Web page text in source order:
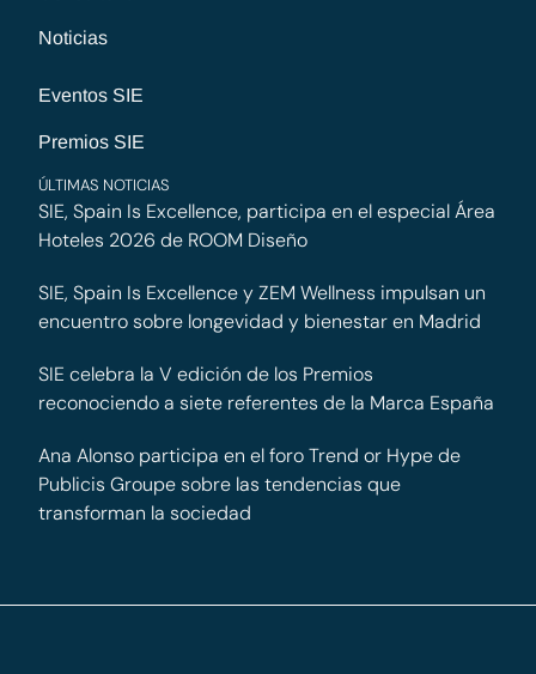
Noticias
Eventos SIE
Premios SIE
ÚLTIMAS NOTICIAS
SIE, Spain Is Excellence, participa en el especial Área
Hoteles 2026 de ROOM Diseño
SIE, Spain Is Excellence y ZEM Wellness impulsan un
encuentro sobre longevidad y bienestar en Madrid
SIE celebra la V edición de los Premios
reconociendo a siete referentes de la Marca España
Ana Alonso participa en el foro Trend or Hype de
Publicis Groupe sobre las tendencias que
transforman la sociedad